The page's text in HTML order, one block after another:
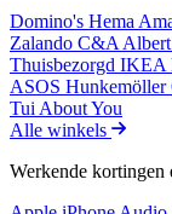
Domino's Hema
Zalando C&A
Thuisbezorgd IKEA
ASOS Hunkemöller
Tui About You
Alle winkels
Werkende kortingen